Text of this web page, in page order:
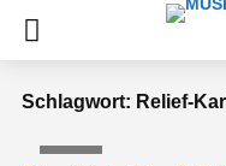
Schlagwort: Relief-